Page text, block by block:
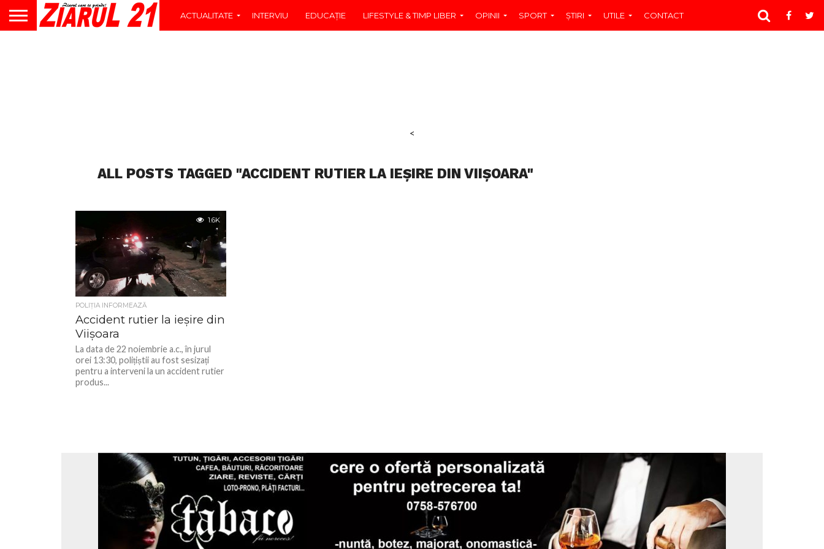
ACTUALITATE INTERVIU EDUCAŢIE LIFESTYLE & TIMP LIBER OPINII SPORT ŞTIRI UTILE CONTACT
<
ALL POSTS TAGGED "ACCIDENT RUTIER LA IEȘIRE DIN VIIȘOARA"
1.6K
POLIŢIA INFORMEAZĂ
Accident rutier la ieșire din
Viișoara
La data de 22 noiembrie a.c., în jurul
orei 13:30, polițiștii au fost sesizați
pentru a interveni la un accident rutier
produs...